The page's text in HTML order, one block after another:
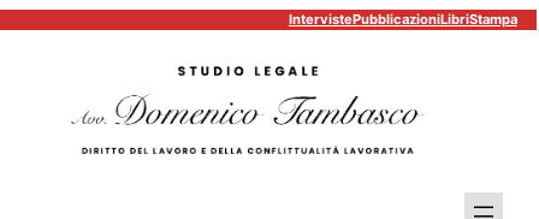
Vai
IntervistePubblicazioniLibriStampa